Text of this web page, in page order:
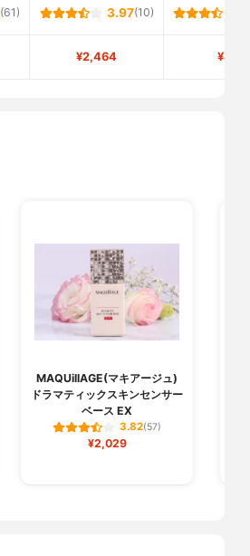
(61) 3.97(10)
¥2,464 ¥412
MAQUillAGE(マキアージュ)
ドラマティックスキンセンサー
ベース EX
3.82(57)
¥2,029